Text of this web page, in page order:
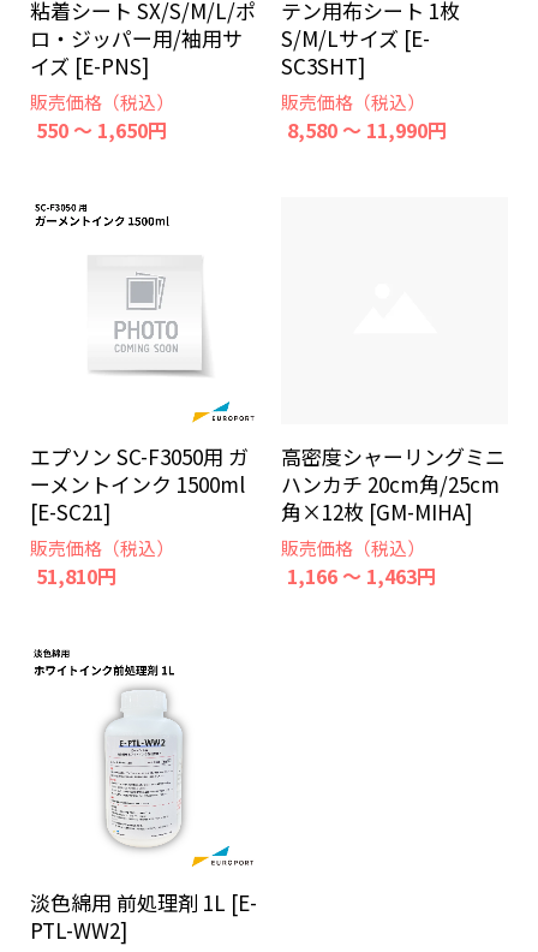
粘着シート SX/S/M/L/ポ
ロ・ジッパー用/袖用サ
イズ [E-PNS]
販売価格（税込）
550 ～ 1,650円
テン用布シート 1枚
S/M/Lサイズ [E-
SC3SHT]
販売価格（税込）
8,580 ～ 11,990円
エプソン SC-F3050用 ガ
ーメントインク 1500ml
[E-SC21]
販売価格（税込）
51,810円
高密度シャーリングミニ
ハンカチ 20cm角/25cm
角×12枚 [GM-MIHA]
販売価格（税込）
1,166 ～ 1,463円
淡色綿用 前処理剤 1L [E-
PTL-WW2]